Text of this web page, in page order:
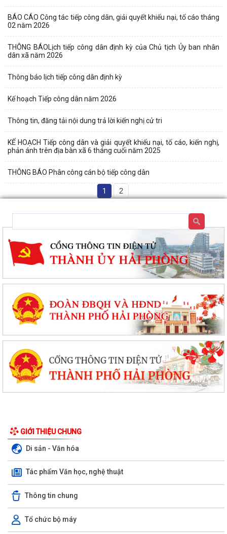
BÁO CÁO Công tác tiếp công dân, giải quyết khiếu nại, tố cáo tháng
02 năm 2026
THÔNG BÁOLịch tiếp công dân định kỳ của Chủ tịch Ủy ban nhân
dân xã năm 2026
Thông báo lịch tiếp công dân định kỳ
Kế hoạch Tiếp công dân năm 2026
Thông tin, đăng tải nội dung trả lời kiến nghị cử tri
KẾ HOẠCH Tiếp công dân và giải quyết khiếu nại, tố cáo, kiến nghị,
phản ánh trên địa bàn xã 6 tháng cuối năm 2025
THÔNG BÁO Phân công cán bộ tiếp công dân
1 2
GIỚI THIỆU CHUNG
Di sản - Văn hóa
Tác phẩm Văn học, nghệ thuật
Thông tin chung
Tổ chức bộ máy